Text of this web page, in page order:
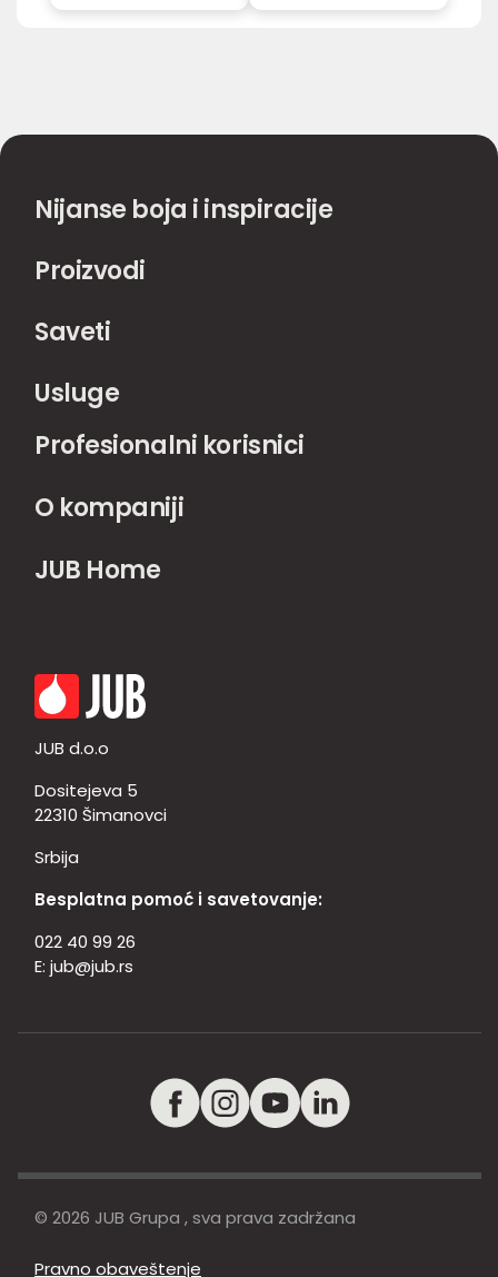
Nijanse boja i inspiracije
Proizvodi
Saveti
Usluge
Profesionalni korisnici
O kompaniji
JUB Home
JUB d.o.o
Dositejeva 5
22310 Šimanovci
Srbija
Besplatna pomoć i savetovanje:
022 40 99 26
E: jub@jub.rs
© 2026 JUB Grupa , sva prava zadržana
Pravno obaveštenje